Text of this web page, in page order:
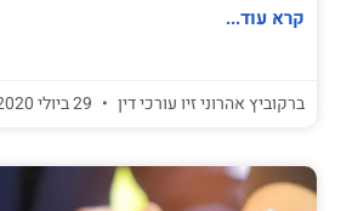
קרא עוד...
ברקוביץ אהרוני זיו עורכי דין